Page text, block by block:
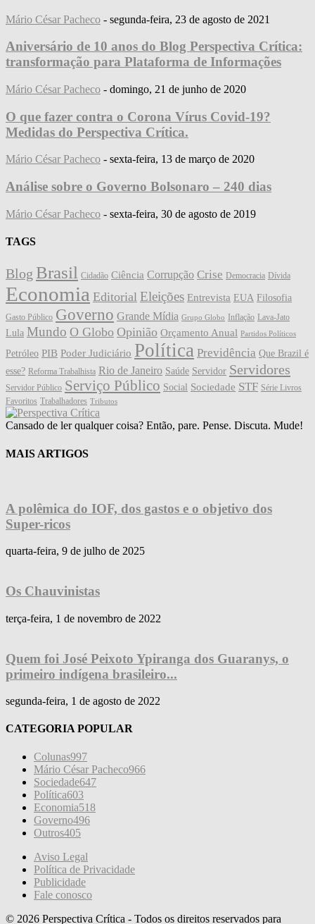
Mário César Pacheco - segunda-feira, 23 de agosto de 2021
Aniversário de 10 anos do Blog Perspectiva Crítica:
transformação para Plataforma de Informações
Mário César Pacheco - domingo, 21 de junho de 2020
O que fazer contra o Corona Vírus Covid-19?
Medidas do Perspectiva Crítica.
Mário César Pacheco - sexta-feira, 13 de março de 2020
Análise sobre o Governo Bolsonaro – 240 dias
Mário César Pacheco - sexta-feira, 30 de agosto de 2019
TAGS
Blog Brasil Cidadão Ciência Corrupção Crise Democracia Dívida
Economia Editorial Eleições Entrevista EUA Filosofia
Gasto Público Governo Grande Mídia Grupo Globo Inflação Lava-Jato
Lula Mundo O Globo Opinião Orçamento Anual Partidos Políticos
Petróleo PIB Poder Judiciário Política Previdência Que Brazil é
esse? Reforma Trabalhista Rio de Janeiro Saúde Servidor Servidores
Servidor Público Serviço Público Social Sociedade STF Série Livros
Favoritos Trabalhadores Tributos
Cansado de ler qualquer coisa? Então, pare. Pense. Discuta. Mude!
MAIS ARTIGOS
A polêmica do IOF, dos gastos e o objetivo dos
Super-ricos
quarta-feira, 9 de julho de 2025
Os Chauvinistas
terça-feira, 1 de novembro de 2022
Quem foi José Peixoto Ypiranga dos Guaranys, o
primeiro indígena brasileiro...
segunda-feira, 1 de agosto de 2022
CATEGORIA POPULAR
Colunas997
Mário César Pacheco966
Sociedade647
Política603
Economia518
Governo496
Outros405
Aviso Legal
Política de Privacidade
Publicidade
Fale conosco
© 2026 Perspectiva Crítica - Todos os direitos reservados para